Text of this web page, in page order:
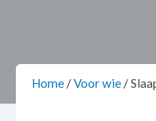
Home /Voor wie /